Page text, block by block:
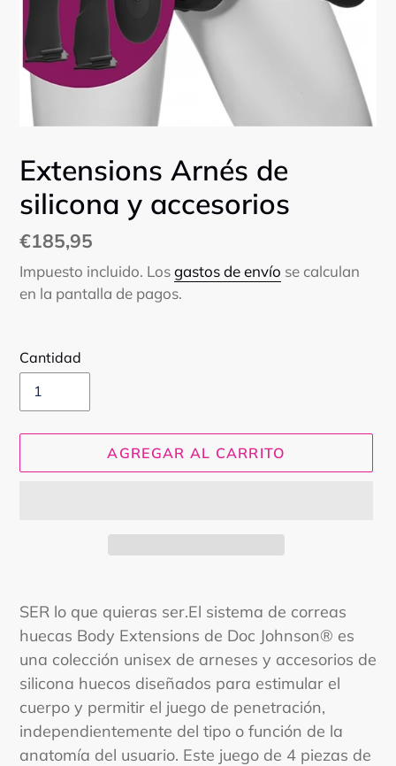
Extensions Arnés de
silicona y accesorios
Precio
habitual
€185,95
Impuesto incluido. Losgastos de envío se calculan
en la pantalla de pagos.
Cantidad
AGREGAR AL CARRITO
el
producto
carrito
SER lo que quieras ser.El sistema de correas
huecas Body Extensions de Doc Johnson® es
una colección unisex de arneses y accesorios de
silicona huecos diseñados para estimular el
cuerpo y permitir el juego de penetración,
independientemente del tipo o función de la
anatomía del usuario. Este juego de 4 piezas de